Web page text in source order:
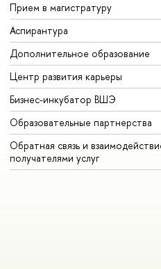
Прием в магистратуру
Аспирантура
Дополнительное образование
Центр развития карьеры
Бизнес-инкубатор ВШЭ
Образовательные партнерства
Обратная связь и
получателями услуг